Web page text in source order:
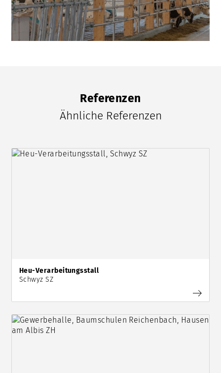
Referenzen
Ähnliche Referenzen
Heu-Verarbeitungsstall
Schwyz SZ